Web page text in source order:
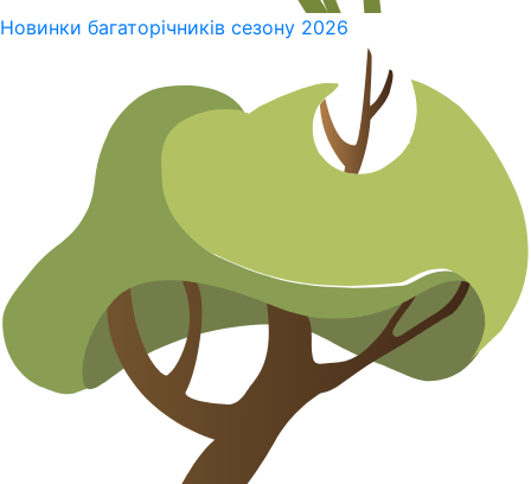
Новинки багаторічників сезону 2026